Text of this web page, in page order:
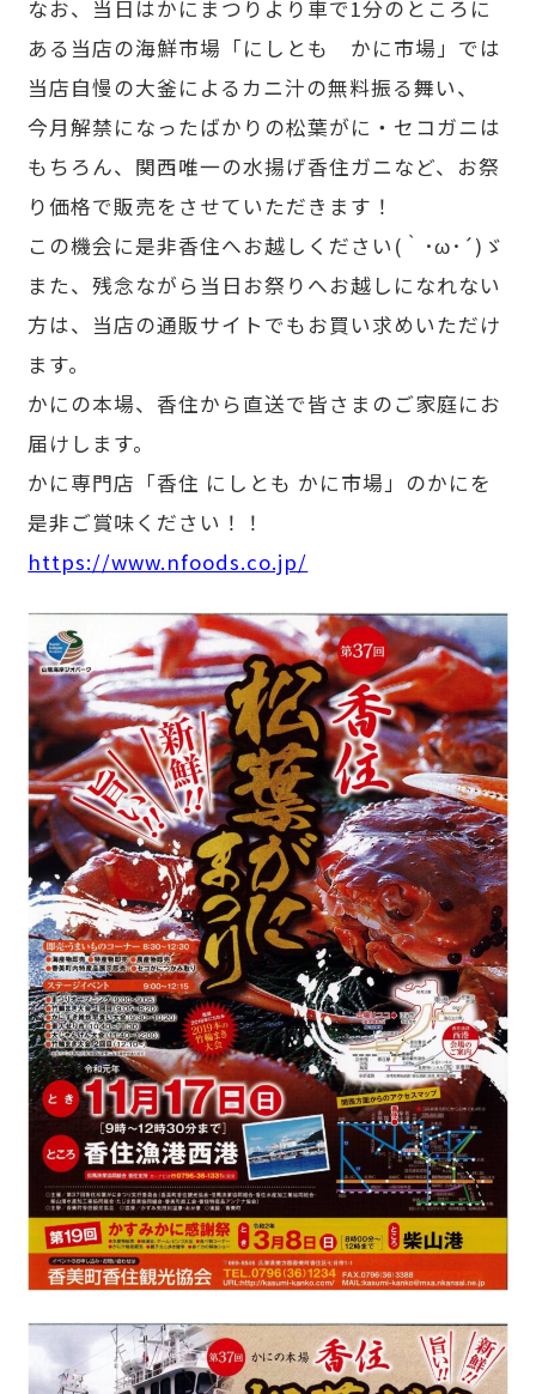
なお、当日はかにまつりより車で1分のところに
ある当店の海鮮市場「にしとも かに市場」では
当店自慢の大釜によるカニ汁の無料振る舞い、
今月解禁になったばかりの松葉がに・セコガニは
もちろん、関西唯一の水揚げ香住ガニなど、お祭
り価格で販売をさせていただきます！
この機会に是非香住へお越しください(｀･ω･´)ゞ
また、残念ながら当日お祭りへお越しになれない
方は、当店の通販サイトでもお買い求めいただけ
ます。
かにの本場、香住から直送で皆さまのご家庭にお
届けします。
かに専門店「香住 にしとも かに市場」のかにを
是非ご賞味ください！！
https://www.nfoods.co.jp/